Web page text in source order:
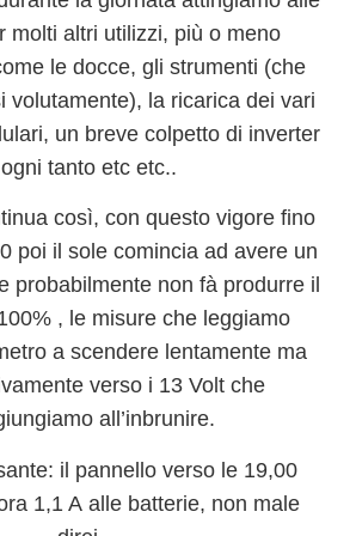
molti altri utilizzi, più o meno
le docce, gli strumenti (che
volutamente), la ricarica dei vari
un breve colpetto di inverter
ogni tanto etc etc..
così, con questo vigore fino
poi il sole comincia ad avere un
probabilmente non fà produrre il
, le misure che leggiamo
a scendere lentamente ma
verso i 13 Volt che
all’inbrunire.
il pannello verso le 19,00
1,1 Aalle batterie, non male